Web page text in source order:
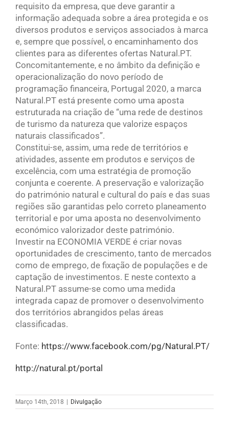
requisito da empresa, que deve garantir a
informação adequada sobre a área protegida e os
diversos produtos e serviços associados à marca
e, sempre que possível, o encaminhamento dos
clientes para as diferentes ofertas Natural.PT.
Concomitantemente, e no âmbito da definição e
operacionalização do novo período de
programação financeira, Portugal 2020, a marca
Natural.PT está presente como uma aposta
estruturada na criação de “uma rede de destinos
de turismo da natureza que valorize espaços
naturais classificados”.
Constitui-se, assim, uma rede de territórios e
atividades, assente em produtos e serviços de
excelência, com uma estratégia de promoção
conjunta e coerente. A preservação e valorização
do património natural e cultural do país e das suas
regiões são garantidas pelo correto planeamento
territorial e por uma aposta no desenvolvimento
económico valorizador deste património.
Investir na ECONOMIA VERDE é criar novas
oportunidades de crescimento, tanto de mercados
como de emprego, de fixação de populações e de
captação de investimentos. E neste contexto a
Natural.PT assume-se como uma medida
integrada capaz de promover o desenvolvimento
dos territórios abrangidos pelas áreas
classificadas.
Fonte: https://www.facebook.com/pg/Natural.PT/
http://natural.pt/portal
Março 14th, 2018 | Divulgação